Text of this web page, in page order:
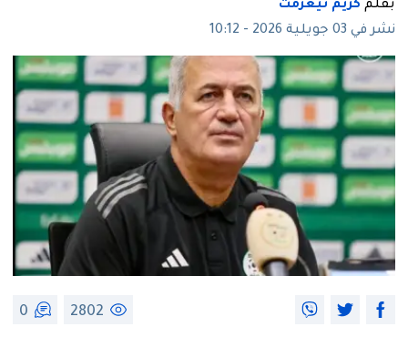
بقلم كريم تيغرمت
نشر في 03 جويلية 2026 - 10:12
2802
0